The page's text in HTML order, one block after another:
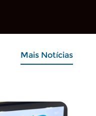
Mais Notícias